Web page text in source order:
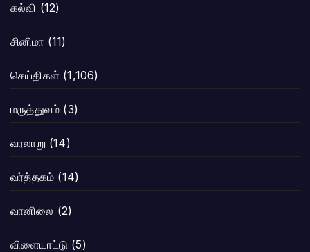
கல்வி (12)
சினிமா (11)
செய்திகள் (1,106)
மருத்துவம் (3)
வரலாறு (14)
வர்த்தகம் (14)
வானிலை (2)
விளையாட்டு (5)